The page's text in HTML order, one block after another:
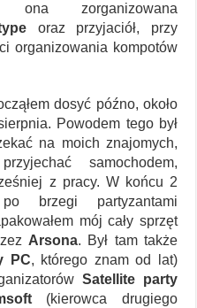
zorganizowana
oraz przyjaciół, przy
organizowania kompotów
dosyć późno, około
Powodem tego był
na moich znajomych,
samochodem,
z pracy. W końcu 2
brzegi partyzantami
mój cały sprzęt
Arsona. Był tam także
PC, którego znam od lat)
Satellite party
(kierowca drugiego